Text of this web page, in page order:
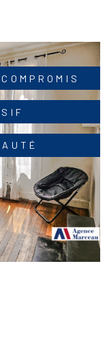
Charges
en cours au
construction et
Christophe